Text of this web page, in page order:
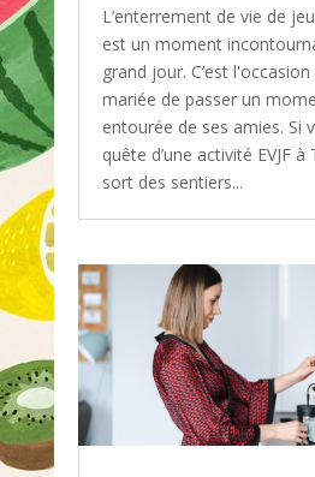
L’enterrement de vie de
est un moment
grand jour. C’est
mariée de passer un
entourée de ses amies. Si
quête d’une activité EVJF
sort des sentiers...